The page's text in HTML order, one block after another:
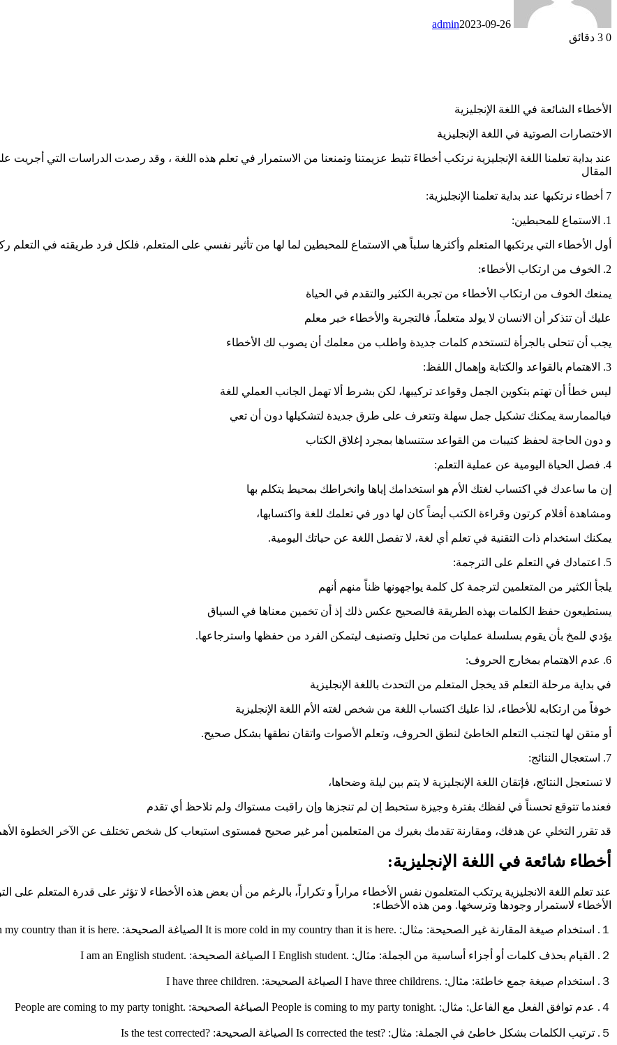
admin2023-09-26
0
الأخطاء الشائعة في اللغة الإنجليزية
الاختصارات الصوتية في اللغة الإنجليزية
عند بداية تعلمنا اللغة الإنجليزية نرتكب أخطاءَ تثبط عزيمتنا وتمنعنا من الاستمرار في تعلم هذه اللغة ، وقد رصدت الدراسات التي أجريت
المقال
7 أخطاء نرتكبها عند بداية تعلمنا الإنجليزية:
1. الاستماع للمحبطين:
أول الأخطاء التي يرتكبها المتعلم وأكثرها سلباً هي الاستماع للمحبطين لما لها من تأثير نفسي على المتعلم، فلكل فرد طريقته في
2. الخوف من ارتكاب الأخطاء:
يمنعك الخوف من ارتكاب الأخطاء من تجربة الكثير والتقدم في الحياة
عليك أن تتذكر أن الانسان لا يولد متعلماً، فالتجربة والأخطاء خير معلم
يجب أن تتحلى بالجرأة لتستخدم كلمات جديدة واطلب من معلمك أن يصوب لك الأخطاء
3. الاهتمام بالقواعد والكتابة وإهمال اللفظ:
ليس خطأ أن تهتم بتكوين الجمل وقواعد تركيبها، لكن بشرط ألا تهمل الجانب العملي للغة
فبالممارسة يمكنك تشكيل جمل سهلة وتتعرف على طرق جديدة لتشكيلها دون أن تعي
و دون الحاجة لحفظ كتيبات من القواعد ستنساها بمجرد إغلاق الكتاب
4. فصل الحياة اليومية عن عملية التعلم:
إن ما ساعدك في اكتساب لغتك الأم هو استخدامك إياها وانخراطك بمحيط يتكلم بها
ومشاهدة أفلام كرتون وقراءة الكتب أيضاً كان لها دور في تعلمك للغة واكتسابها،
يمكنك استخدام ذات التقنية في تعلم أي لغة، لا تفصل اللغة عن حياتك اليومية.
5. اعتمادك في التعلم على الترجمة:
يلجأ الكثير من المتعلمين لترجمة كل كلمة يواجهونها ظناً منهم أنهم
يستطيعون حفظ الكلمات بهذه الطريقة فالصحيح عكس ذلك إذ أن تخمين معناها في السياق
يؤدي للمخ بأن يقوم بسلسلة عمليات من تحليل وتصنيف ليتمكن الفرد من حفظها واسترجاعها.
6. عدم الاهتمام بمخارج الحروف:
في بداية مرحلة التعلم قد يخجل المتعلم من التحدث باللغة الإنجليزية
خوفاً من ارتكابه للأخطاء، لذا عليك اكتساب اللغة من شخص لغته الأم اللغة الإنجليزية
أو متقن لها لتجنب التعلم الخاطئ لنطق الحروف، وتعلم الأصوات واتقان نطقها بشكل صحيح.
7. استعجال النتائج:
لا تستعجل النتائج، فإتقان اللغة الإنجليزية لا يتم بين ليلة وضحاها،
فعندما تتوقع تحسناً في لفظك بفترة وجيزة ستحبط إن لم تنجزها وإن راقبت مستواك ولم تلاحظ أي تقدم
قد تقرر التخلي عن هدفك، ومقارنة تقدمك بغيرك من المتعلمين أمر غير صحيح فمستوى استيعاب كل شخص تختلف عن الآخر الخطوة
أخطاء شائعة في اللغة الإنجليزية:
عند تعلم اللغة الانجليزية يرتكب المتعلمون نفس الأخطاء مراراً و تكراراً، بالرغم من أن بعض هذه الأخطاء لا تؤثر على قدرة المتعلم
الأخطاء لاستمرار وجودها وترسخها. ومن هذه الأخطاء:
１. استخدام صيغة المقارنة غير الصحيحة: مثال: .It is more cold in my country than it is here الصياغة الصحيحة: .It is colder in my country than it is here
２. القيام بحذف كلمات أو أجزاء أساسية من الجملة: مثال: .I English student الصياغة الصحيحة: .I am an English student
３. استخدام صيغة جمع خاطئة: مثال: .I have three childrens الصياغة الصحيحة: .I have three children
４. عدم توافق الفعل مع الفاعل: مثال: .People is coming to my party tonight الصياغة الصحيحة: .People are coming to my party tonight
５. ترتيب الكلمات بشكل خاطئ في الجملة: مثال: ?Is corrected the test الصياغة الصحيحة: ?Is the test corrected